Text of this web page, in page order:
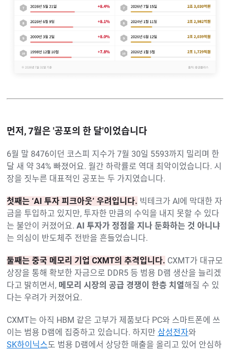
먼저, 7월은 '공포의 한 달'이었습니다
6월 말 8476이던 코스피 지수가 7월 30일 5593까지 밀리며 한
달 새 약 34% 빠졌어요. 월간 하락률로 역대 최악이었습니다. 시
장을 짓누른 대표적인 공포는 두 가지였습니다.
첫째는 ‘AI 투자 피크아웃’ 우려입니다. 빅테크가 AI에 막대한 자
금을 투입하고 있지만, 투자한 만큼의 수익을 내지 못할 수 있다
는 불안이 커졌어요. AI 투자가 정점을 지나 둔화하는 것 아니냐
는 의심이 반도체주 전반을 흔들었습니다.
둘째는 중국 메모리 기업 CXMT의 추격입니다. CXMT가 대규모
상장을 통해 확보한 자금으로 DDR5 등 범용 D램 생산을 늘리겠
다고 밝히면서, 메모리 시장의 공급 경쟁이 한층 치열해질 수 있
다는 우려가 커졌어요.
CXMT는 아직 HBM 같은 고부가 제품보다 PC와 스마트폰에 쓰
이는 범용 D램에 집중하고 있습니다. 하지만 삼성전자와
SK하이닉스 도 범용 D램에서 상당한 매출을 올리고 있어 안심하